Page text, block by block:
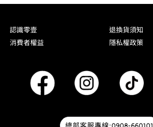
認識零壹
退換貨須知
消費者權益
隱私權政策